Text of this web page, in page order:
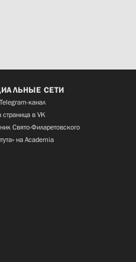
СЕТИ
канал
в VK
Свято-Филаретовского
на Academia